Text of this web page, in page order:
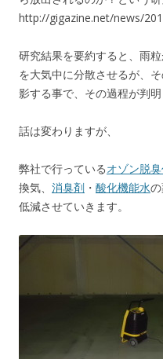
http://gigazine.net/news/
研究結果を要約すると、雨
を大気中に分散させるが、
影する事で、その過程が判明
話は変わりますが、
弊社で行っているオゾン脱
換気、 消臭剤 ・ 酸化機能水
低減させていきます。